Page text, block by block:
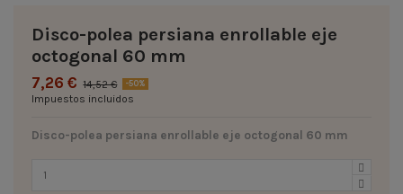
Disco-polea persiana enrollable eje
octogonal 60 mm
7,26 € 14,52 € -50%
Impuestos incluidos
Disco-polea persiana enrollable eje octogonal 60 mm